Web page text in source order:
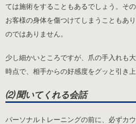
ては施術をすることもあるでしょう。そ
お客様の身体を傷つけてしまうこともあ
のではありません。
少し細かいところですが、爪の手入れも
時点で、相手からの好感度をグッと引き
⑵ 聞いてくれる会話
パーソナルトレーニングの前に、必ずカ